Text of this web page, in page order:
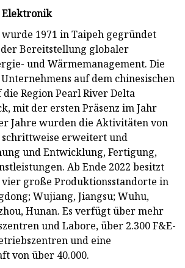
Elektronik
1971 in Taipeh gegründet
Bereitstellung globaler
und Wärmemanagement. Die
auf dem chinesischen
Region Pearl River Delta
mit der ersten Präsenz im Jahr
Jahre wurden die Aktivitäten von
schrittweise erweitert und
und Entwicklung, Fertigung,
Ab Ende 2022 besitzt
vier große Produktionsstandorte in
Wujiang, Jiangsu; Wuhu,
Hunan. Es verfügt über mehr
und Labore, über 2.300 F&E-
und eine
von über 40.000.